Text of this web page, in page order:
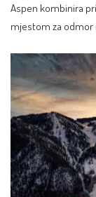
Aspen kombinira
mjestom za odmor